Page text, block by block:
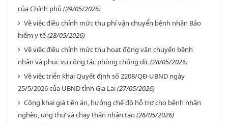
của Chính phủ (29/05/2026)
Về việc điều chỉnh mức thu phí vận chuyển bệnh nhân Bảo
hiểm y tế(28/05/2026)
Về việc điều chỉnh mức thu hoạt động vận chuyển bệnh
nhân và phục vụ công tác phòng chống dịc(28/05/2026)
Về việc triển khai Quyết định số 2208/QĐ-UBND ngày
25/5/2026 của UBND tỉnh Gia Lai(27/05/2026)
Công khai giá tiền ăn, hưởng chế độ hỗ trợ cho bệnh nhân
nghèo, ung thư và chạy thận nhân tạo(26/05/2026)